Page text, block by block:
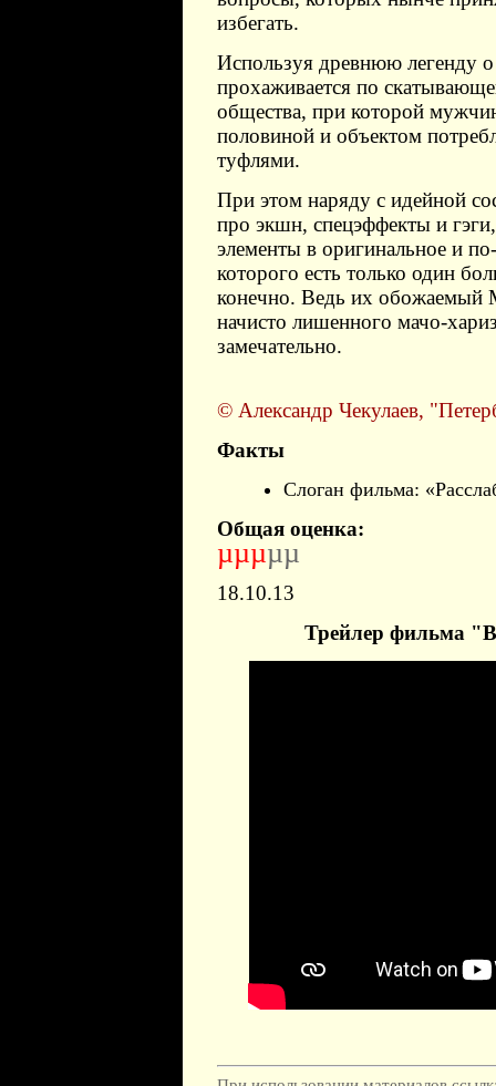
избегать.
Используя древнюю легенду
прохаживается по
общества, при которой
половиной и объектом
туфлями.
При этом наряду с идейной
про экшн, спецэффекты и
элементы в оригинальное и
которого есть только один
конечно. Ведь их обожаемый
начисто лишенного мачо-
замечательно.
© Александр Чекулаев,
Факты
Слоган фильма:
Общая оценка:
µµµµµ
18.10.13
Трейлер фильма